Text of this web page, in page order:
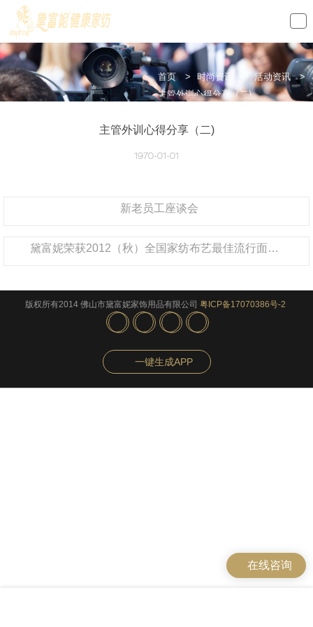
loading
首页 > 时尚资讯 > 活动资讯 >
主管外训心得分享（二)
主管外训心得分享（二)
1970-01-01
新老员工座谈会
黛富妮荣获2012（秋）全国家纺布艺最佳流行面料奖
版权所有2014 佛山市黛富妮家饰用品有限公司 粤ICP备17070386号-2
一键生成APP
在线咨询